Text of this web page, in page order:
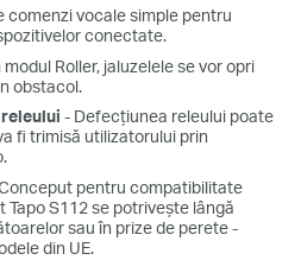
comenzi vocale simple pentru
conectate.
modul Roller, jaluzelele se vor opri
obstacol.
- Defecțiunea releului poate
fi trimisă utilizatorului prin
pentru compatibilitate
S112 se potrivește lângă
sau în prize de perete -
din UE.